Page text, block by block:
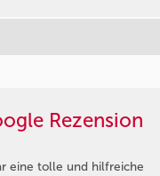
Rezension
eine tolle und hilfreiche